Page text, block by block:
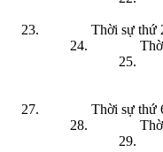
Thời sự thứ
Thời sự thứ